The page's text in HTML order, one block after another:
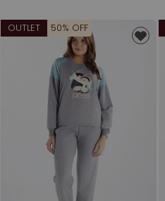
OUTLET 50% OFF